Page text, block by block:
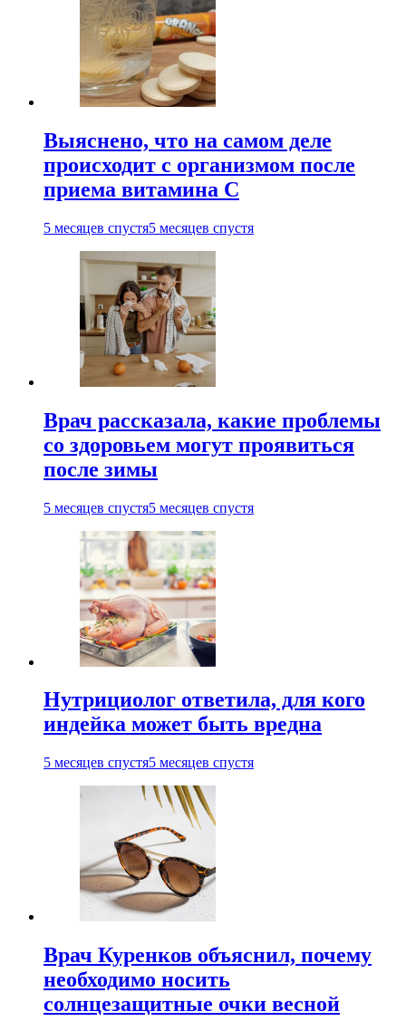
Выяснено, что на самом деле
происходит с организмом после
приема витамина С
5 месяцев спустя5 месяцев спустя
Врач рассказала, какие проблемы
со здоровьем могут проявиться
после зимы
5 месяцев спустя5 месяцев спустя
Нутрициолог ответила, для кого
индейка может быть вредна
5 месяцев спустя5 месяцев спустя
Врач Куренков объяснил, почему
необходимо носить
солнцезащитные очки весной